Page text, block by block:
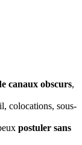
canaux obscurs,
colocations, sous-
postuler sans